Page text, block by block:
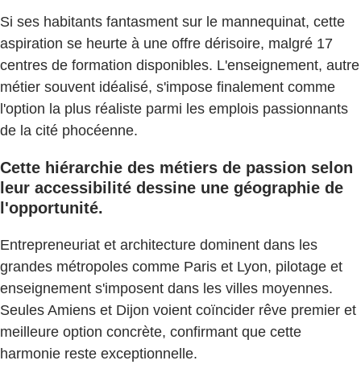
Si ses habitants fantasment sur le mannequinat, cette
aspiration se heurte à une offre dérisoire, malgré 17
centres de formation disponibles. L'enseignement, autre
métier souvent idéalisé, s'impose finalement comme
l'option la plus réaliste parmi les emplois passionnants
de la cité phocéenne.
Cette hiérarchie des métiers de passion selon
leur accessibilité dessine une géographie de
l'opportunité.
Entrepreneuriat et architecture dominent dans les
grandes métropoles comme Paris et Lyon, pilotage et
enseignement s'imposent dans les villes moyennes.
Seules Amiens et Dijon voient coïncider rêve premier et
meilleure option concrète, confirmant que cette
harmonie reste exceptionnelle.